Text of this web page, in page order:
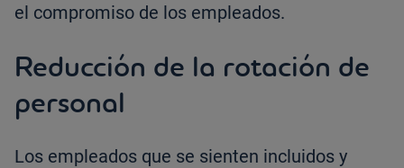
el compromiso de los empleados.
Reducción de la rotación de
personal
Los empleados que se sienten incluidos y